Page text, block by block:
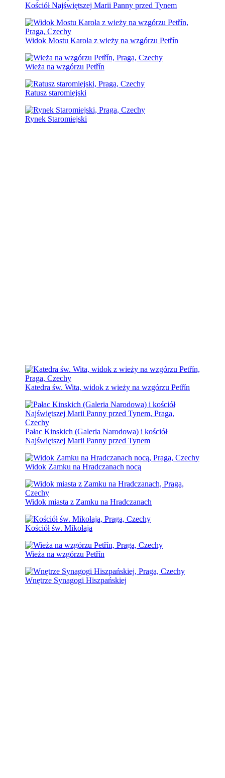
Kościół Najświętszej Marii Panny przed Tynem
Widok Mostu Karola z wieży na wzgórzu Petřín
Wieża na wzgórzu Petřín
Ratusz staromiejski
Rynek Staromiejski
Katedra św. Wita, widok z wieży na wzgórzu Petřín
Pałac Kinskich (Galeria Narodowa) i kościół
Najświętszej Marii Panny przed Tynem
Widok Zamku na Hradczanach nocą
Widok miasta z Zamku na Hradczanach
Kościół św. Mikołaja
Wieża na wzgórzu Petřín
Wnętrze Synagogi Hiszpańskiej